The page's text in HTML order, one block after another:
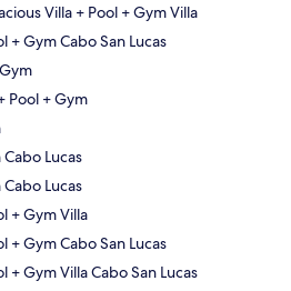
Villa + Pool + Gym Villa
+ Gym Cabo San Lucas
Pool + Gym
Lucas
Lucas
+ Gym Villa
+ Gym Cabo San Lucas
+ Gym Villa Cabo San Lucas